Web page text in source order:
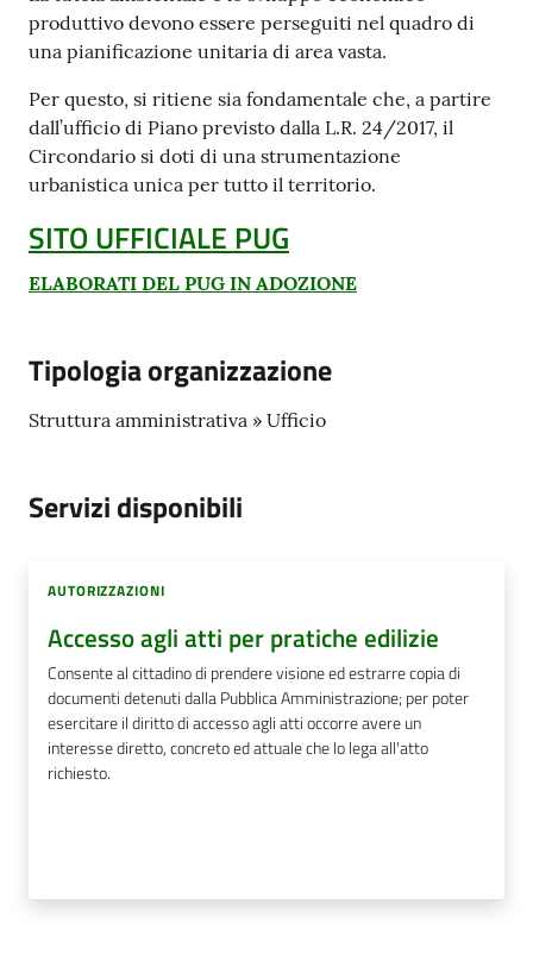
produttivo devono essere perseguiti nel quadro di
una pianificazione unitaria di area vasta.
Per questo, si ritiene sia fondamentale che, a partire
dall’ufficio di Piano previsto dalla L.R. 24/2017, il
Circondario si doti di una strumentazione
urbanistica unica per tutto il territorio.
SITO UFFICIALE PUG
ELABORATI DEL PUG IN ADOZIONE
Tipologia organizzazione
Struttura amministrativa » Ufficio
Servizi disponibili
AUTORIZZAZIONI
Accesso agli atti per pratiche edilizie
Consente al cittadino di prendere visione ed estrarre copia di
documenti detenuti dalla Pubblica Amministrazione; per poter
esercitare il diritto di accesso agli atti occorre avere un
interesse diretto, concreto ed attuale che lo lega all'atto
richiesto.